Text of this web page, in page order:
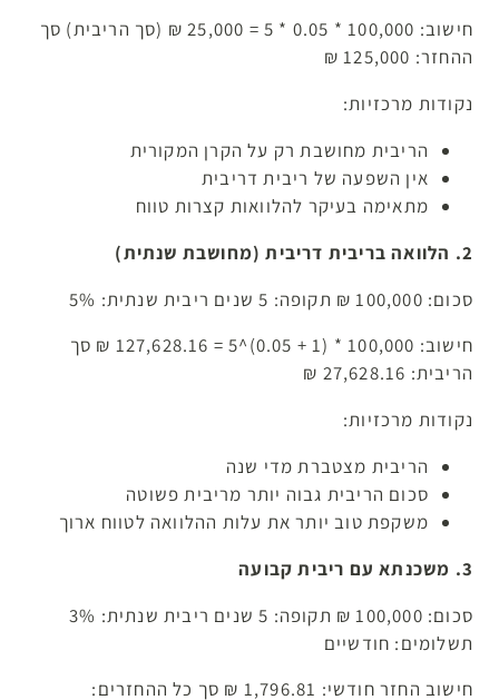
חישוב: 100,000 * 0.05 * 5 = 25,000 ₪ (סך הריבית) סך
ההחזר: 125,000 ₪
נקודות מרכזיות:
הריבית מחושבת רק על הקרן המקורית
אין השפעה של ריבית דריבית
מתאימה בעיקר להלוואות קצרות טווח
2. הלוואה בריבית דריבית (מחושבת שנתית)
סכום: 100,000 ₪ תקופה: 5 שנים ריבית שנתית: 5%
חישוב: 100,000 * (1 + 0.05)^5 = 127,628.16 ₪ סך
הריבית: 27,628.16 ₪
נקודות מרכזיות:
הריבית מצטברת מדי שנה
סכום הריבית גבוה יותר מריבית פשוטה
משקפת טוב יותר את עלות ההלוואה לטווח ארוך
3. משכנתא עם ריבית קבועה
סכום: 100,000 ₪ תקופה: 5 שנים ריבית שנתית: 3%
תשלומים: חודשיים
חישוב החזר חודשי: 1,796.81 ₪ סך כל ההחזרים: